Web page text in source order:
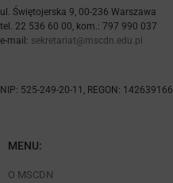
ul. Świętojerska 9, 00-236 Warszawa
tel. 22 536 60 00, kom.: 797 990 037
e-mail: sekretariat@mscdn.edu.pl
NIP: 525-249-20-11, REGON: 142639166
MENU:
O MSCDN